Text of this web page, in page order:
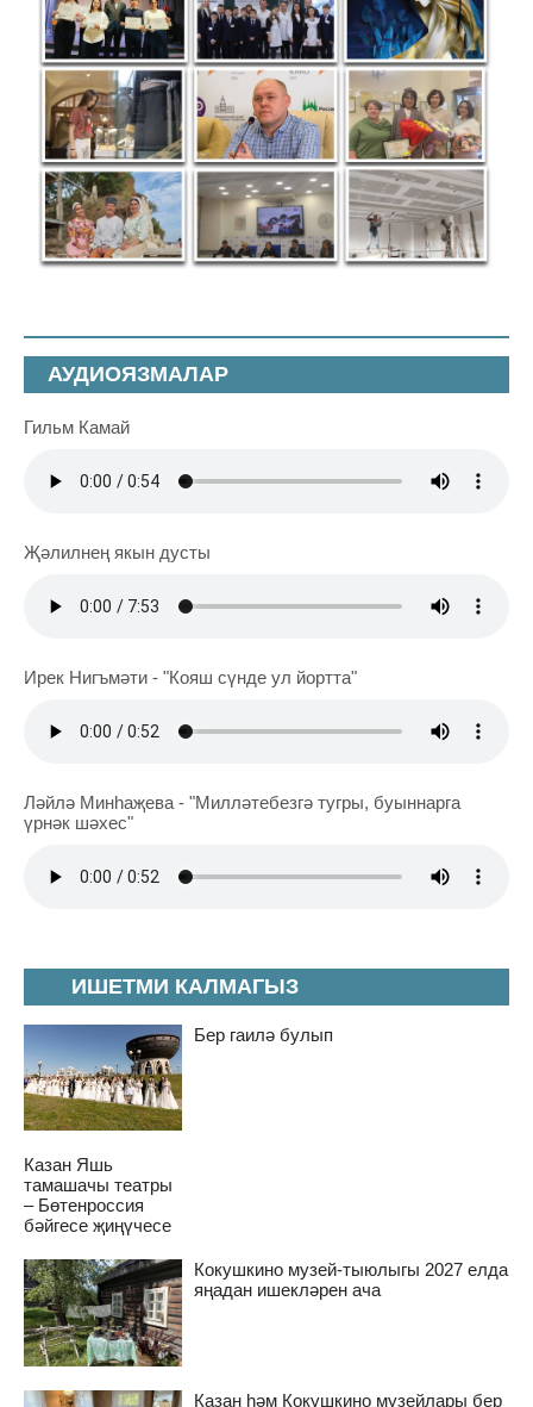
ИШЕТМИ КАЛМАГЫЗ
Бер гаилә булып
Казан Яшь
тамашачы театры
– Бөтенроссия
бәйгесе җиңүчесе
Кокушкино музей-тыюлыгы 2027 елда
яңадан ишекләрен ача
Казан һәм Кокушкино музейлары бер
АУДИОЯЗМАЛАР
Гильм Камай
Җәлилнең якын дусты
Ирек Нигъмәти - "Кояш сүнде ул йортта"
Ләйлә Минһаҗева - "Милләтебезгә тугры, буыннарга
үрнәк шәхес"